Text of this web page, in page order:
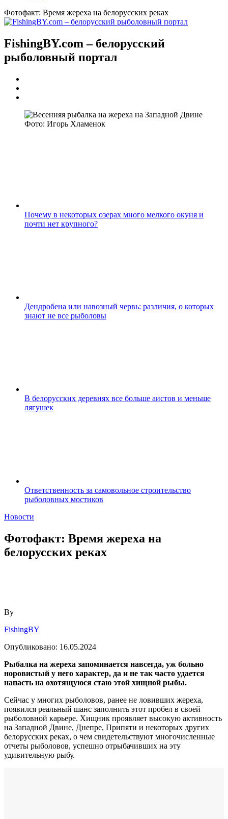
Фотофакт: Время жереха на белорусских реках
FishingBY.com – белорусский
рыболовный портал
Фото: Игорь Хламенок
Почему в некоторых озерах много мелкого окуня и
почти нет крупного?
Дендробена или навозный червь: различия, о которых
знают не все рыболовы
В белорусских деревнях все больше аистов и меньше
лягушек
Ответственность за самовольное строительство
рыболовных мостиков
Новости
Фотофакт: Время жереха на
белорусских реках
By
FishingBY
Опубликовано: 16.05.2024
Рыбалка на жереха запоминается навсегда, уж больно
норовистый у него характер, да и не так часто удается
напасть на охотящуюся стаю этой хищной рыбы.
Сейчас у многих рыболовов, ранее не ловивших жереха,
появился реальный шанс заполнить этот пробел в своей
рыболовной карьере. Хищник проявляет высокую активность
на Западной Двине, Днепре, Припяти и некоторых других
белорусских реках, о чем свидетельствуют многочисленные
отчеты рыболовов, успешно отрыбачивших на эту
удивительную рыбу.